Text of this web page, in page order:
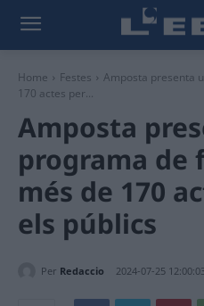
Home Festes
Amposta presenta
170 actes per...
Amposta
programa de
més de 170
els públics
Per Redaccio 2024-07-25